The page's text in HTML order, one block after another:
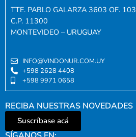
TTE. PABLO GALARZA 3603 OF. 103
C.P. 11300
MONTEVIDEO – URUGUAY
INFO@VINDONUR.COM.UY
+598 2628 4408
+598 9971 0658
RECIBA NUESTRAS NOVEDADES
Suscríbase acá